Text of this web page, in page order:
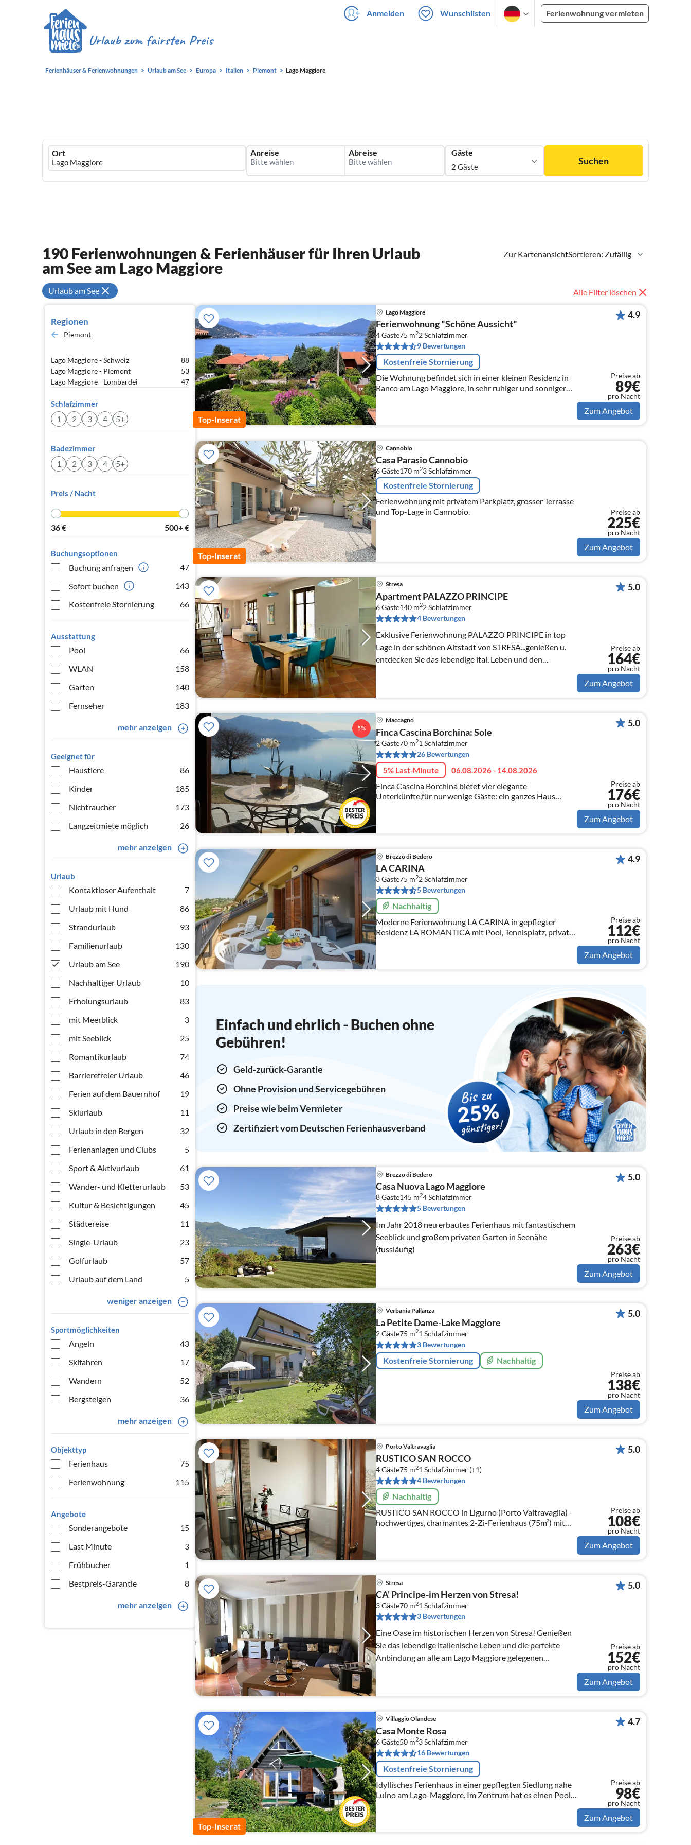
Anmelden Wunschlisten Ferienwohnung vermieten
Ferienhäuser & Ferienwohnungen Urlaub am See Europa Italien Piemont Lago Maggiore
Ferienhausmiete
logo
Ort Anreise Abreise Gäste
2 Gäste
Suchen
Zur KartenansichtSortieren: Zufällig
190 Ferienwohnungen & Ferienhäuser für Ihren Urlaub
am See am Lago Maggiore
Urlaub am See Alle Filter löschen
Regionen
Piemont
Lago Maggiore - Schweiz
88
Lago Maggiore - Piemont
53
Lago Maggiore - Lombardei
47
Schlafzimmer
1 2 3 4 5+
Badezimmer
1 2 3 4 5+
Preis / Nacht
36€ 500+€
Buchungsoptionen
Buchung anfragen
47
Sofort buchen
143
Kostenfreie Stornierung
66
Ausstattung
Pool
66
WLAN
158
Garten
140
Fernseher
183
mehr anzeigen
Geeignet für
Haustiere
86
Kinder
185
Nichtraucher
173
Langzeitmiete möglich
26
mehr anzeigen
Urlaub
Kontaktloser Aufenthalt
7
Urlaub mit Hund
86
Strandurlaub
93
Familienurlaub
130
Urlaub am See
190
Nachhaltiger Urlaub
10
Erholungsurlaub
83
mit Meerblick
3
mit Seeblick
25
Romantikurlaub
74
Barrierefreier Urlaub
46
Ferien auf dem Bauernhof
19
Skiurlaub
11
Urlaub in den Bergen
32
Ferienanlagen und Clubs
5
Sport & Aktivurlaub
61
Wander- und Kletterurlaub
53
Kultur & Besichtigungen
45
Städtereise
11
Single-Urlaub
23
Golfurlaub
57
Urlaub auf dem Land
5
weniger anzeigen
Sportmöglichkeiten
Angeln
43
Skifahren
17
Wandern
52
Bergsteigen
36
mehr anzeigen
Objekttyp
Ferienhaus
75
Ferienwohnung
115
Angebote
Sonderangebote
15
Last Minute
3
Frühbucher
1
Bestpreis-Garantie
8
mehr anzeigen
Top-Inserat
Lago Maggiore
Ferienwohnung "Schöne Aussicht"
4 Gäste75 m22Schlafzimmer
9 Bewertungen
Kostenfreie Stornierung
Die Wohnung befindet sich in einer kleinen Residenz in
Ranco am Lago Maggiore, in sehr ruhiger und sonniger
Lage im Grünen, nur wenige Schritte vom Ufer des Lago
Maggiore entfernt.
4.9
Preise ab
89€
pro Nacht
Zum Angebot
Top-Inserat
Cannobio
Casa Parasio Cannobio
6 Gäste170 m23Schlafzimmer
Kostenfreie Stornierung
Ferienwohnung mit privatem Parkplatz, grosser Terrasse
und Top-Lage in Cannobio.
Preise ab
225€
pro Nacht
Zum Angebot
Stresa
Apartment PALAZZO PRINCIPE
6 Gäste140 m22Schlafzimmer
4 Bewertungen
Exklusive Ferienwohnung PALAZZO PRINCIPE in top
Lage in der schönen Altstadt von STRESA...genießen u.
entdecken Sie das lebendige ital. Leben und den
zauberhaften Lago Maggiore!
5.0
Preise ab
164€
pro Nacht
Zum Angebot
5%
Maccagno
Finca Cascina Borchina: Sole
2 Gäste70 m21 Schlafzimmer
26 Bewertungen
5% Last-Minute 06.08.2026 - 14.08.2026
Finca Cascina Borchina bietet vier elegante
Unterkünfte,für nur wenige Gäste: ein ganzes Haus
5.0
Preise ab
176€
pro Nacht
Zum Angebot
Brezzo di Bedero
LA CARINA
3 Gäste75 m22Schlafzimmer
5 Bewertungen
Nachhaltig
Moderne Ferienwohnung LA CARINA in gepflegter
Residenz LA ROMANTICA mit Pool, Tennisplatz, privater
Garage und zwei Terrassen mit fantastischem See- und
Panoramablick!
4.9
Preise ab
112€
pro Nacht
Zum Angebot
Einfach und ehrlich - Buchen ohne
Gebühren!
Geld-zurück-Garantie
Ohne Provision und Servicegebühren
Preise wie beim Vermieter
Zertifiziert vom Deutschen Ferienhausverband
Brezzo di Bedero
Casa Nuova Lago Maggiore
8 Gäste145 m24Schlafzimmer
5 Bewertungen
Im Jahr 2018 neu erbautes Ferienhaus mit fantastischem
Seeblick und großem privaten Garten in Seenähe
(fussläufig)
5.0
Preise ab
263€
pro Nacht
Zum Angebot
Verbania Pallanza
La Petite Dame-Lake Maggiore
2 Gäste75 m21 Schlafzimmer
3 Bewertungen
Kostenfreie Stornierung Nachhaltig
5.0
Preise ab
138€
pro Nacht
Zum Angebot
Porto Valtravaglia
RUSTICO SAN ROCCO
4 Gäste75 m21 Schlafzimmer (+1)
4 Bewertungen
Nachhaltig
RUSTICO SAN ROCCO in Ligurno (Porto Valtravaglia) -
hochwertiges, charmantes 2-Zi-Ferienhaus (75m²) mit
5.0
Preise ab
108€
pro Nacht
Zum Angebot
Stresa
CA' Principe-im Herzen von Stresa!
3 Gäste70 m21 Schlafzimmer
3 Bewertungen
Eine Oase im historischen Herzen von Stresa! Genießen
Sie das lebendige italienische Leben und die perfekte
Anbindung an alle am Lago Maggiore gelegenen
Sehenswürdigkeiten.
5.0
Preise ab
152€
pro Nacht
Zum Angebot
Top-Inserat
Villaggio Olandese
Casa Monte Rosa
6 Gäste50 m23Schlafzimmer
16 Bewertungen
Kostenfreie Stornierung
Idyllisches Ferienhaus in einer gepflegten Siedlung nahe
Luino am Lago-Maggiore. Im Zentrum hat es einen Pool
und ein Kinderbecken, Tennisplatz, Minigolf, Restaurant,
Spielplatz.
4.7
Preise ab
98€
pro Nacht
Zum Angebot